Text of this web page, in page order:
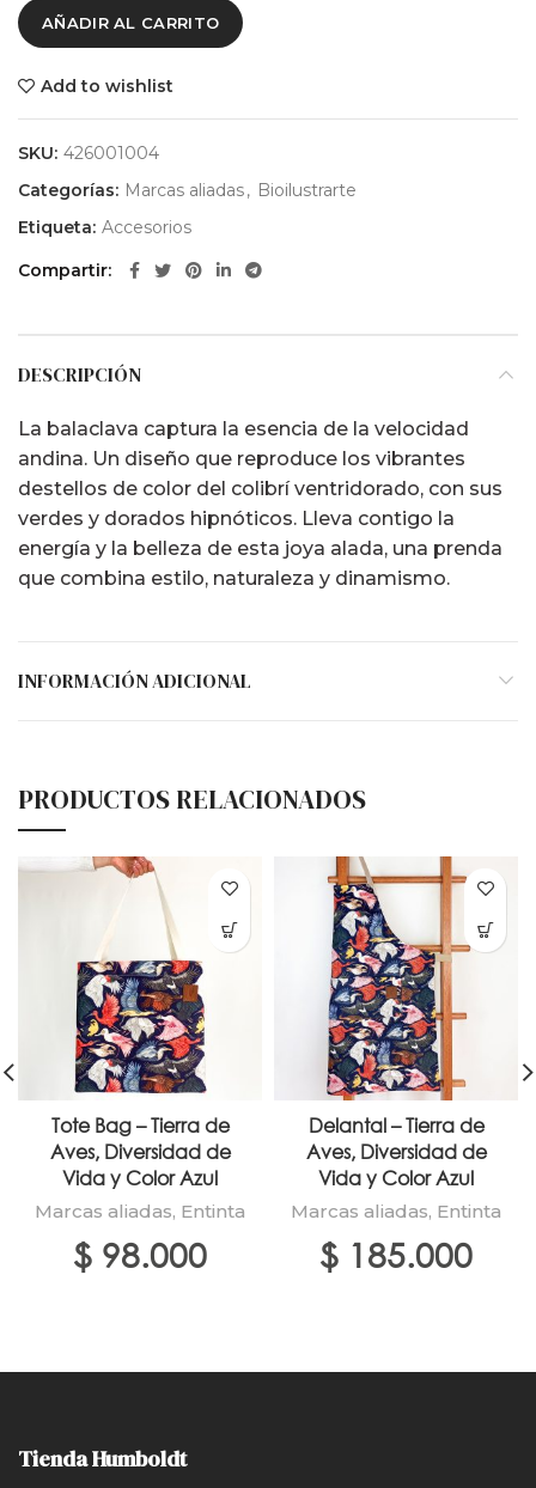
AÑADIR AL CARRITO
Add to wishlist
SKU: 426001004
Categorías: Marcas aliadas, Bioilustrarte
Etiqueta: Accesorios
Compartir
DESCRIPCIÓN
La balaclava captura la esencia de la velocidad
andina. Un diseño que reproduce los vibrantes
destellos de color del colibrí ventridorado, con sus
verdes y dorados hipnóticos. Lleva contigo la
energía y la belleza de esta joya alada, una prenda
que combina estilo, naturaleza y dinamismo.
INFORMACIÓN ADICIONAL
PRODUCTOS RELACIONADOS
Tote Bag – Tierra de
Aves, Diversidad de
Vida y Color Azul
Marcas aliadas, Entinta
$ 98.000
Delantal – Tierra de
Aves, Diversidad de
Vida y Color Azul
Marcas aliadas, Entinta
$ 185.000
Tienda Humboldt